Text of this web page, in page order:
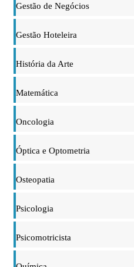
Gestão de Negócios
Gestão Hoteleira
História da Arte
Matemática
Oncologia
Óptica e Optometria
Osteopatia
Psicologia
Psicomotricista